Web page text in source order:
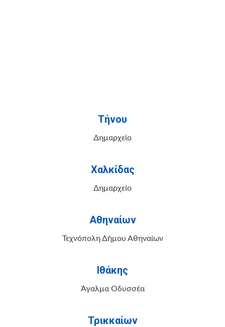
Τήνου
Δημαρχείο
Χαλκίδας
Δημαρχείο
Αθηναίων
Τεχνόπολη Δήμου Αθηναίων
Ιθάκης
Άγαλμα Οδυσσέα
Τρικκαίων